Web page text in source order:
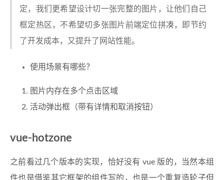
定，我们更希望设计切一张完整的图片，让他们自己
框定热区，不希望切多张图片前端定位拼凑，即节约
了开发成本，又提升了网站性能。
使用场景有哪些？
图片内存在多个点击区域
活动弹出框（带有详情和取消按钮）
vue-hotzone
之前看过几个版本的实现，恰好没有 vue 版的，当然本组
件也是借鉴其它框架的组件写的，也是一个重复造轮子但